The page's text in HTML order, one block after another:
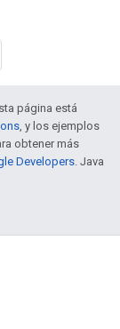
página está
, y los ejemplos
obtener más
Developers. Java